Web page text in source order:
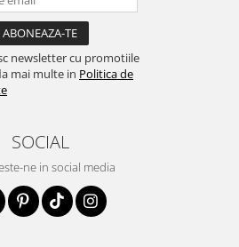
newsletter cu promotiile
mai multe in Politica de
SOCIAL
ne in social media